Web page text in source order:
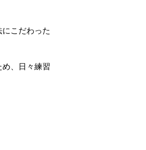
こだわった
、日々練習